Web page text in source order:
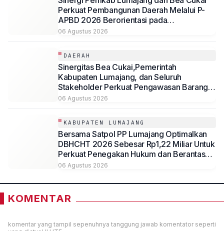
Perkuat Pembangunan Daerah Melalui P-
APBD 2026 Berorientasi pada
Kesejahteraan Masyarakat
06 Agustus 2026
DAERAH
Sinergitas Bea Cukai,Pemerintah
Kabupaten Lumajang, dan Seluruh
Stakeholder Perkuat Pengawasan Barang
Kena Cukai Ilegal Melalui Pemanfaatan
06 Agustus 2026
KABUPATEN LUMAJANG
Bersama Satpol PP Lumajang Optimalkan
DBHCHT 2026 Sebesar Rp1,22 Miliar Untuk
Perkuat Penegakan Hukum dan Berantas
Rokok Ilegal
06 Agustus 2026
KOMENTAR
komentar yang tampil sepenuhnya tanggung jawab komentator seperti